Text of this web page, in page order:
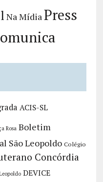
Na MídiaPress
ACIS-SL
Rosa Boletim
São Leopoldo Colégio
Concórdia
DEVICE